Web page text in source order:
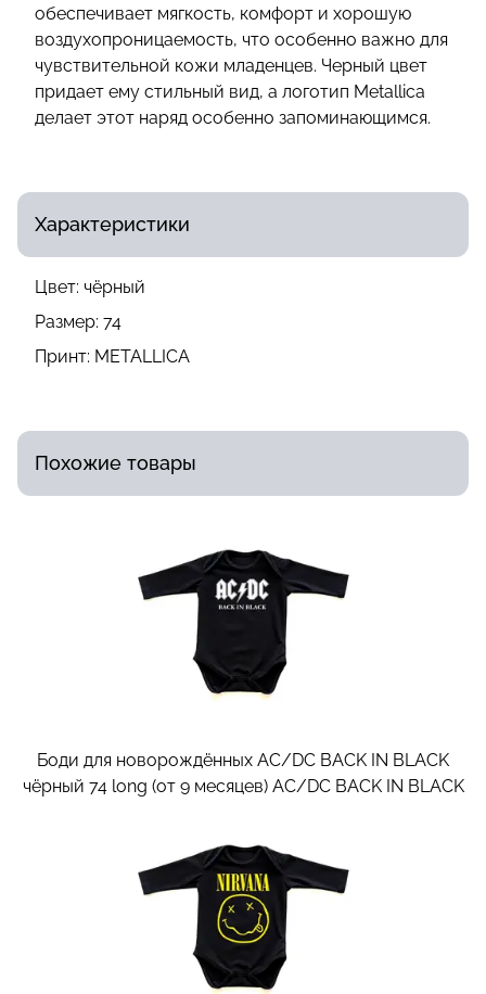
обеспечивает мягкость, комфорт и хорошую
воздухопроницаемость, что особенно важно для
чувствительной кожи младенцев. Черный цвет
придает ему стильный вид, а логотип Metallica
делает этот наряд особенно запоминающимся.
Характеристики
Цвет: чёрный
Размер: 74
Принт: METALLICA
Похожие товары
Боди для новорождённых AC/DC BACK IN BLACK
чёрный 74 long (от 9 месяцев) AC/DC BACK IN BLACK